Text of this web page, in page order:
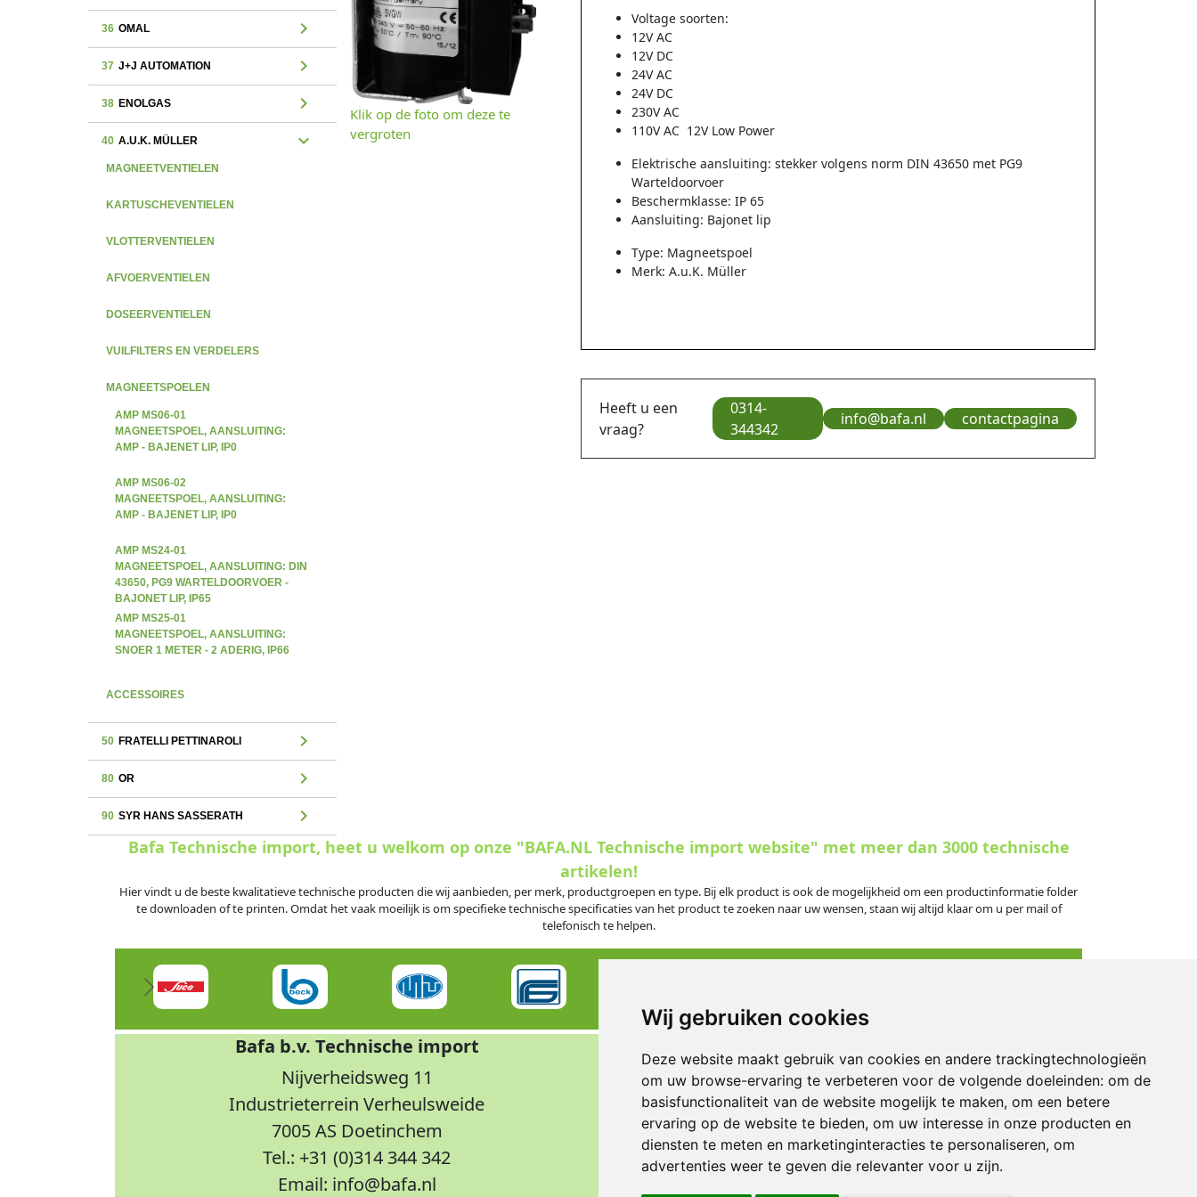
Wij gebruiken cookies
Deze website maakt gebruik van cookies en andere trackingtechnologieën
om uw browse-ervaring te verbeteren voor de volgende doeleinden: om de
basisfunctionaliteit van de website mogelijk te maken, om een betere
ervaring op de website te bieden, om uw interesse in onze producten en
diensten te meten en marketinginteracties te personaliseren, om
advertenties weer te geven die relevanter voor u zijn.
36 OMAL chevron_right
37 J+J AUTOMATION chevron_right
38 ENOLGAS chevron_right
40 A.U.K. MÜLLER expand_more
MAGNEETVENTIELEN
KARTUSCHEVENTIELEN
VLOTTERVENTIELEN
AFVOERVENTIELEN
DOSEERVENTIELEN
VUILFILTERS EN VERDELERS
MAGNEETSPOELEN
AMP MS06-01
MAGNEETSPOEL, AANSLUITING:
AMP - BAJENET LIP, IP0
AMP MS06-02
MAGNEETSPOEL, AANSLUITING:
AMP - BAJENET LIP, IP0
AMP MS24-01
MAGNEETSPOEL, AANSLUITING: DIN
43650, PG9 WARTELDOORVOER -
BAJONET LIP, IP65
AMP MS25-01
MAGNEETSPOEL, AANSLUITING:
SNOER 1 METER - 2 ADERIG, IP66
ACCESSOIRES
50 FRATELLI PETTINAROLI chevron_right
80 OR chevron_right
90 SYR HANS SASSERATH chevron_right
Klik op de foto om deze te
vergroten
Voltage soorten:
12V AC
12V DC
24V AC
24V DC
230V AC
110V AC 12V Low Power
Elektrische aansluiting: stekker volgens norm DIN 43650 met PG9
Warteldoorvoer
Beschermklasse: IP 65
Aansluiting: Bajonet lip
Type: Magneetspoel
Merk: A.u.K. Müller
Heeft u een
vraag?
0314-
344342
info@bafa.nl contactpagina
Bafa Technische import, heet u welkom op onze "BAFA.NL Technische import website" met meer dan 3000 technische
artikelen!
Hier vindt u de beste kwalitatieve technische producten die wij aanbieden, per merk, productgroepen en type. Bij elk product is ook de mogelijkheid om een productinformatie folder
te downloaden of te printen. Omdat het vaak moeilijk is om specifieke technische specificaties van het product te zoeken naar uw wensen, staan wij altijd klaar om u per mail of
telefonisch te helpen.
Bafa b.v. Technische import
Nijverheidsweg 11
Industrieterrein Verheulsweide
7005 AS Doetinchem
Tel.: +31 (0)314 344 342
Email: info@bafa.nl
Maandag t/m donderdag: 09.00 - 16.30 uur
Vrijdag: 09.00 - 14.30 uur
Weekend: gesloten